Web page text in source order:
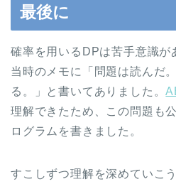
最後に
確率を用いるDPは苦手意識が
当時のメモに「問題は読んだ
る。」と書いてありました。
理解できたため、この問題も
ログラムを書きました。
すこしずつ理解を深めていこ